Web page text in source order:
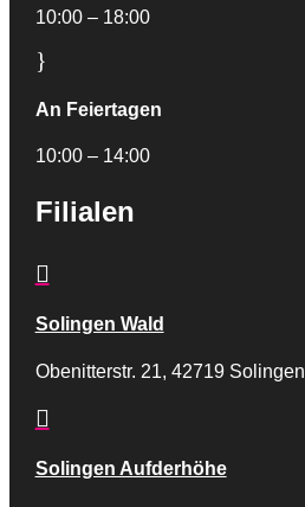
10:00 – 18:00
}
An Feiertagen
10:00 – 14:00
Filialen

Solingen Wald
Obenitterstr. 21, 42719 Solingen

Solingen Aufderhöhe